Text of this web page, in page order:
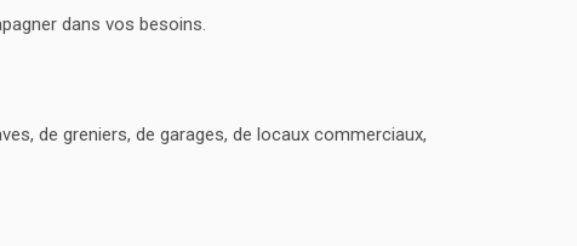
dans vos besoins.
de greniers, de garages, de locaux commerciaux,